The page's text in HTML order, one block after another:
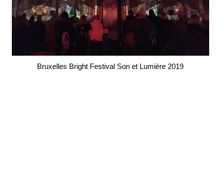
Bruxelles Bright Festival Son et Lumière 2019